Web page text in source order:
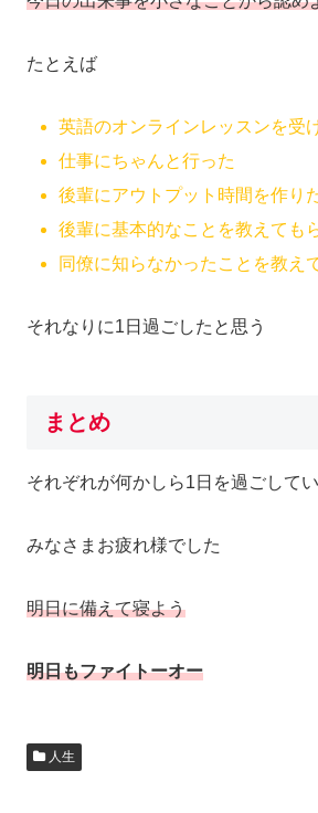
たとえば
英語のオンラインレッスンを受
仕事にちゃんと行った
後輩にアウトプット時間を作り
後輩に基本的なことを教えても
同僚に知らなかったことを教え
それなりに1日過ごしたと思う
まとめ
それぞれが何かしら1日を過ごして
みなさまお疲れ様でした
明日に備えて寝よう
明日もファイトーオー
人生